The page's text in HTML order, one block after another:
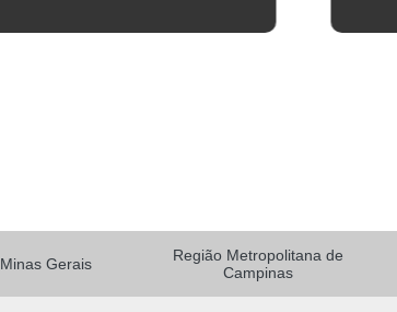
Camisa Social Masculina Listrada Preto e
Camisa Manga Longa Masculina
Minas Gerais
Região Metropolitana de
Campinas